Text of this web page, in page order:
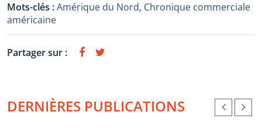
Mots-clés :Amérique du Nord, Chronique commerciale
américaine
Partager sur :
DERNIÈRES PUBLICATIONS